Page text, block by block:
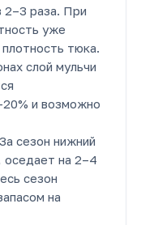
2–3 раза. При
уже
тюка.
слой мульчи
и возможно
За сезон нижний
оседает на 2–4
сезон
на